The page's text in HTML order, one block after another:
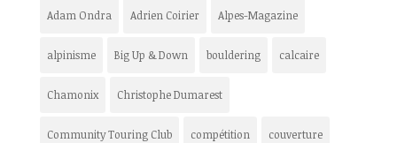
Adam Ondra Adrien Coirier Alpes-Magazine
alpinisme Big Up & Down bouldering calcaire
Chamonix Christophe Dumarest
Community Touring Club compétition couverture